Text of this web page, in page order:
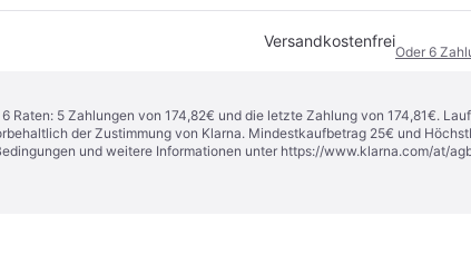
Versandkostenfrei
Oder 6
5 Zahlungen von 174,82€ und die letzte Zahlung von 174,81€.
der Zustimmung von Klarna. Mindestkaufbetrag 25€ und
und weitere Informationen unter https://www.klarna.com/at/